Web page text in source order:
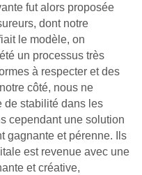
fut alors proposée
dont notre
le modèle, on
un processus très
à respecter et des
côté, nous ne
de stabi­lité dans les
cependant une solution
gagnante et pérenne. Ils
est revenue avec une
et créative,